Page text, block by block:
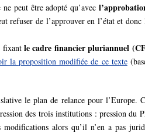
peut être adopté qu’avec
refuser de l’approuver en l’état et
fixantle cadre financier pluriannuel
la proposition modifiée de ce texte
le plan de relance pour l’Europe.
des trois institutions : pression du
alors qu’il n’en a pas